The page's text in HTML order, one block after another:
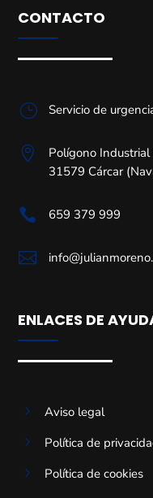
Gestionar
CONTACTO
} Servicio de

Polígono
31579 Cárcar
 659 379 999

ENLACES DE
5
Aviso legal
5
Política de
5
Política de cookies